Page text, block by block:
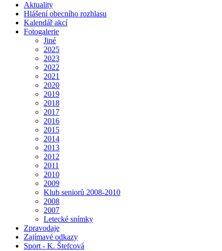
Aktuality
Hlášení obecního rozhlasu
Kalendář akcí
Fotogalerie
Jiné
2025
2023
2022
2021
2020
2019
2018
2017
2016
2015
2014
2013
2012
2011
2010
2009
Klub seniorů 2008-2010
2008
2007
Letecké snímky
Zpravodaje
Zajímavé odkazy
Sport - K. Štefcová